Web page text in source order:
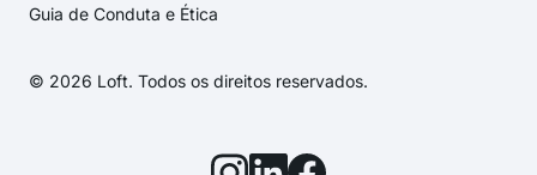
Guia de Conduta e Ética
© 2026 Loft. Todos os direitos reservados.